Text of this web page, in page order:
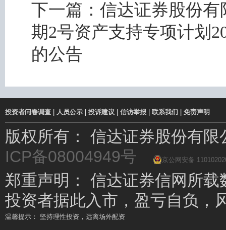
下一篇： 信达证券股份有
期2号资产支持专项计划
的公告
投资者问卷调查 人员公示 投诉建议 信访举报 联系我们 免责声明
版权所有： 信达证券股份有
ICP备08004949号
京公网安备
郑重声明： 信达证券信网所
投资者据此入市，盈亏自负，
温馨提示： 坚持理性投资，远离场外配资